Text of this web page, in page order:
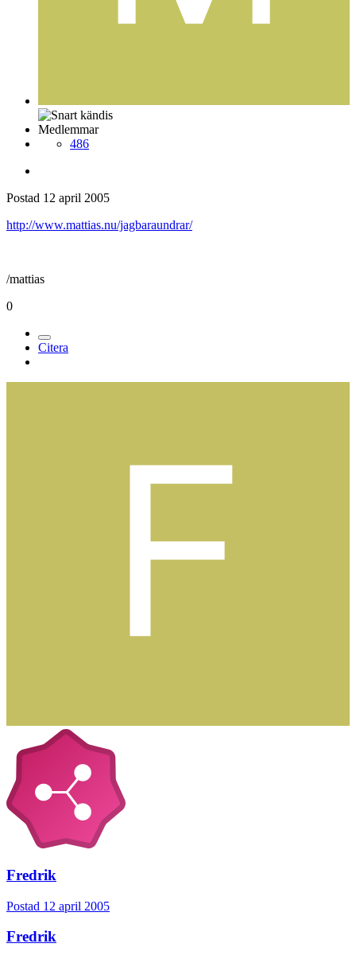
Medlemmar
486
Postad 12 april 2005
http://www.mattias.nu/jagbaraundrar/
/mattias
0
Citera
Fredrik
Postad 12 april 2005
Fredrik